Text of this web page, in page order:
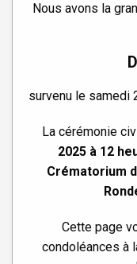
Nous avons la
survenu le samedi
La cérémonie
2025 à 12
Crématorium
Cette page
condoléances à